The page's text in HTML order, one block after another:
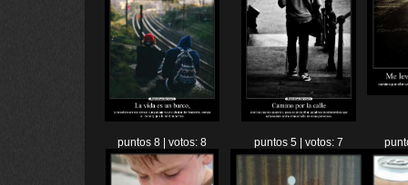
puntos 8 | votos: 8 puntos 5 | votos: 7